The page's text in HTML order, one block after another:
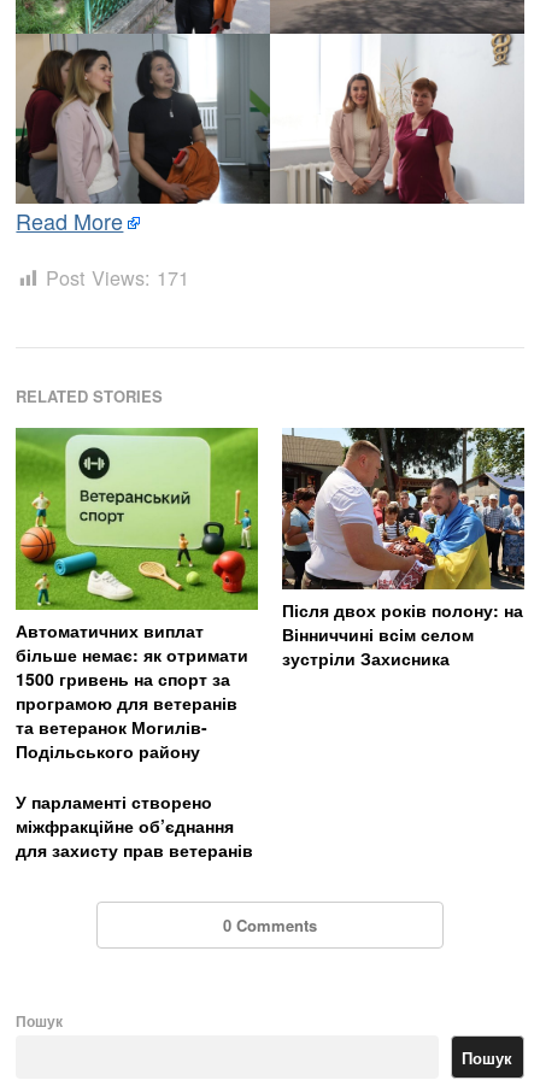
Read More
Post Views: 171
RELATED STORIES
Автоматичних виплат
більше немає: як отримати
1500 гривень на спорт за
програмою для ветеранів
та ветеранок Могилів-
Подільського району
Після двох років полону: на
Вінниччині всім селом
зустріли Захисника
У парламенті створено
міжфракційне об’єднання
для захисту прав ветеранів
0 Comments
Пошук
Пошук